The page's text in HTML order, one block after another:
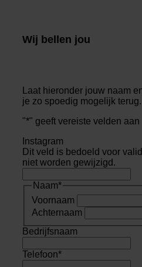
Wij bellen jou
Laat hieronder jouw naam
je zo spoedig mogelijk terug.
"*" geeft vereiste velden aan
Instagram
Dit veld is bedoeld voor
niet worden gewijzigd.
Naam*
Voornaam
Achternaam
Bedrijfsnaam
Telefoon*